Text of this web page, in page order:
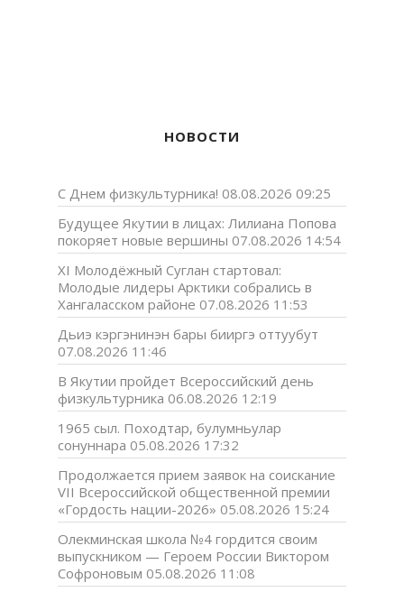
НОВОСТИ
С Днем физкультурника! 08.08.2026 09:25
Будущее Якутии в лицах: Лилиана Попова
покоряет новые вершины 07.08.2026 14:54
XI Молодёжный Суглан стартовал:
Молодые лидеры Арктики собрались в
Хангаласском районе 07.08.2026 11:53
Дьиэ кэргэнинэн бары бииргэ оттуубут
07.08.2026 11:46
В Якутии пройдет Всероссийский день
физкультурника 06.08.2026 12:19
1965 сыл. Походтар, булумньулар
сонуннара 05.08.2026 17:32
Продолжается прием заявок на соискание
VII Всероссийской общественной премии
«Гордость нации-2026» 05.08.2026 15:24
Олекминская школа №4 гордится своим
выпускником — Героем России Виктором
Софроновым 05.08.2026 11:08